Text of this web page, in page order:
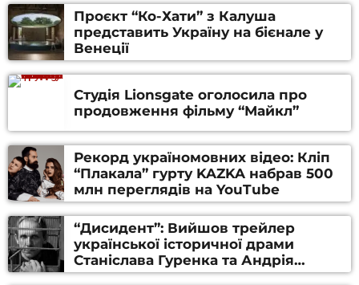
Проєкт “Ко-Хати” з Калуша
представить Україну на бієнале у
Венеції
Студія Lionsgate оголосила про
продовження фільму “Майкл”
Рекорд україномовних відео: Кліп
“Плакала” гурту KAZKA набрав 500
млн переглядів на YouTube
“Дисидент”: Вийшов трейлер
української історичної драми
Станіслава Гуренка та Андрія
Алфьорова (ВІДЕО)